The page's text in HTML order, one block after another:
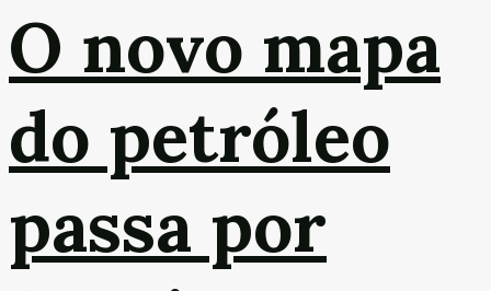
O novo mapa
do petróleo
passa por